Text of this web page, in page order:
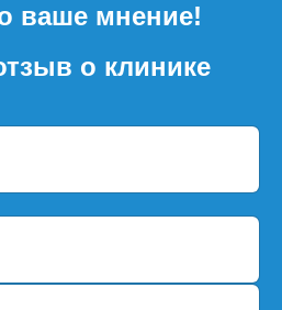
ваше мнение!
о клинике